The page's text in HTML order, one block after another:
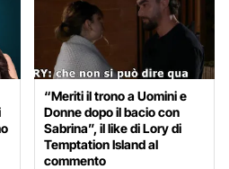
“Meriti il trono a Uomini e
Donne dopo il bacio con
Sabrina”, il like di Lory di
Temptation Island al
commento